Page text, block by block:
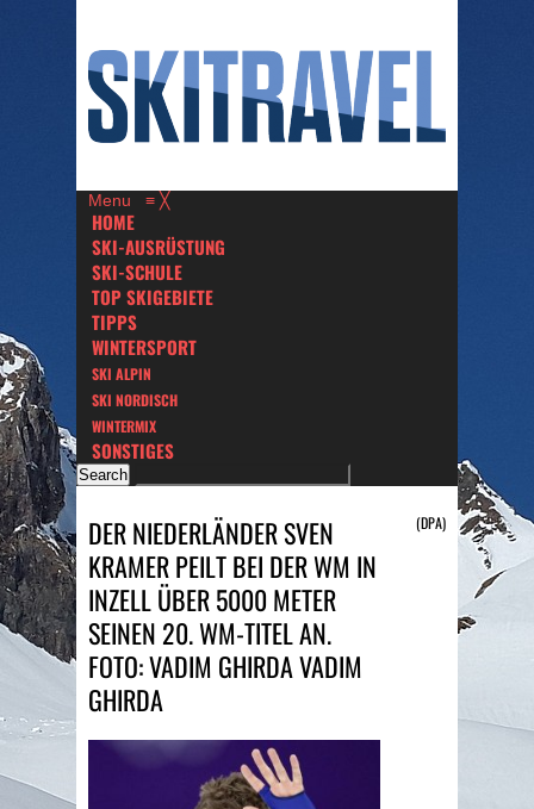
Menu ≡ ╳
HOME
SKI-AUSRÜSTUNG
SKI-SCHULE
TOP SKIGEBIETE
TIPPS
WINTERSPORT
SKI ALPIN
SKI NORDISCH
WINTERMIX
SONSTIGES
DER NIEDERLÄNDER SVEN
KRAMER PEILT BEI DER WM IN
INZELL ÜBER 5000 METER
SEINEN 20. WM-TITEL AN.
FOTO: VADIM GHIRDA VADIM
GHIRDA
(DPA)